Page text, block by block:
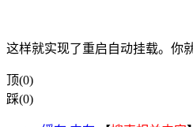
这样就实现了重启自动挂载。你
顶(0)
踩(0)